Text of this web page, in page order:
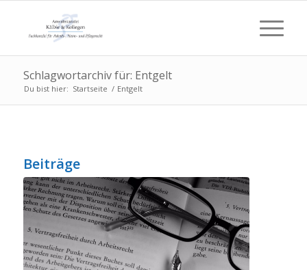
Schlagwortarchiv für: Entgelt
Du bist hier: Startseite / Entgelt
Beiträge